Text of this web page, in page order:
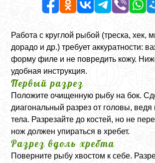
Работа с круглой рыбой (треска, хек,
дорадо и др.) требует аккуратности:
форму филе и не повредить кожу.
удобная инструкция.
Первый разрез
Положите очищенную рыбу на бок.
диагональный разрез от головы,
тела. Разрезайте до костей, но не
нож должен упираться в хребет.
Разрез вдоль хребта
Поверните рыбу хвостом к себе.